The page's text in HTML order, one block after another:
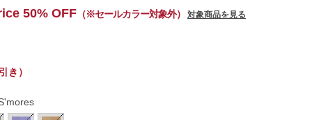
50% OFF （※セールカラー対象外） 対象商品を見る
き）